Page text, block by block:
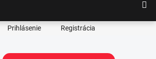
Prihlásenie Registrácia